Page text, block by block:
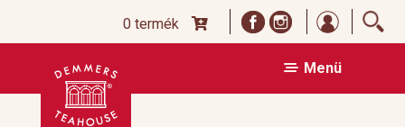
0 termék
Ugrás
navigációhoz
Kilépés
tartalomba
Menü